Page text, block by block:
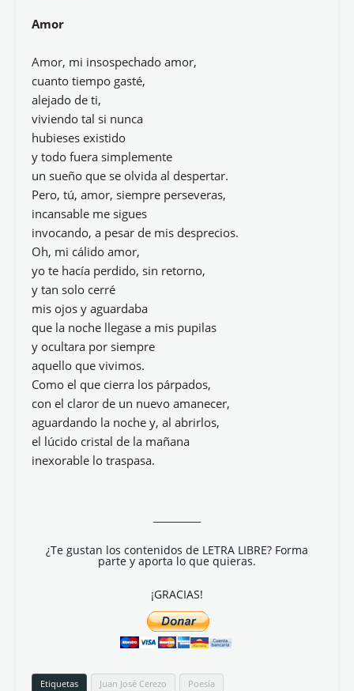
Amor
Amor, mi insospechado amor,
cuanto tiempo gasté,
alejado de ti,
viviendo tal si nunca
hubieses existido
y todo fuera simplemente
un sueño que se olvida al despertar.
Pero, tú, amor, siempre perseveras,
incansable me sigues
invocando, a pesar de mis desprecios.
Oh, mi cálido amor,
yo te hacía perdido, sin retorno,
y tan solo cerré
mis ojos y aguardaba
que la noche llegase a mis pupilas
y ocultara por siempre
aquello que vivimos.
Como el que cierra los párpados,
con el claror de un nuevo amanecer,
aguardando la noche y, al abrirlos,
el lúcido cristal de la mañana
inexorable lo traspasa.
¿Te gustan los contenidos de LETRA LIBRE? Forma
parte y aporta lo que quieras.
¡GRACIAS!
Etiquetas Juan José Cerezo Poesía